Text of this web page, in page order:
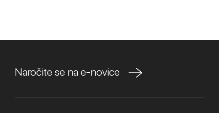
Naročite se na e-novice